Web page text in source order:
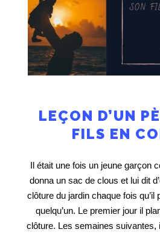
LEÇON D’UN
FILS EN
Il était une fois un jeune garçon
donna un sac de clous et lui dit
clôture du jardin chaque fois qu’il
quelqu’un. Le premier jour il
clôture. Les semaines suivantes,